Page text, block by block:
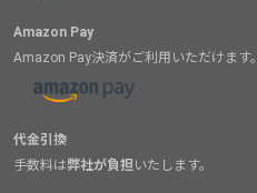
Amazon Pay
Amazon Pay決済がご利用いただけます。
代金引換
手数料は弊社が負担 いたします。